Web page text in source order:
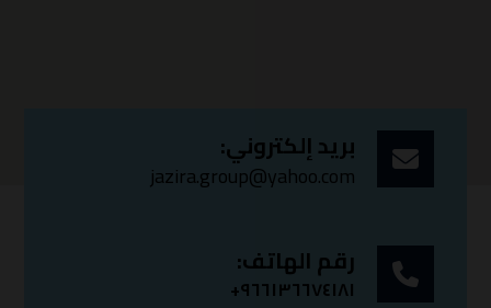
بريد إلكتروني:
jazira.group@yahoo.com
رقم الهاتف:
+٩٦٦١٣٦٦٧٤١٨١